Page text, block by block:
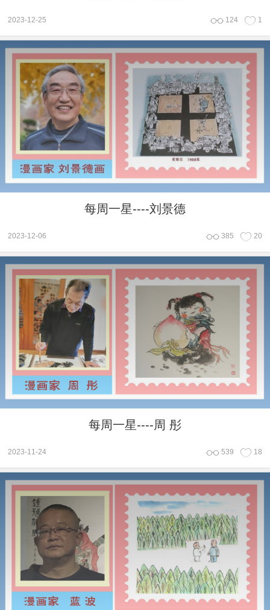
2023-12-25 124 1
每周一星----刘景德
2023-12-06 385 20
每周一星----周 彤
2023-11-24 539 18